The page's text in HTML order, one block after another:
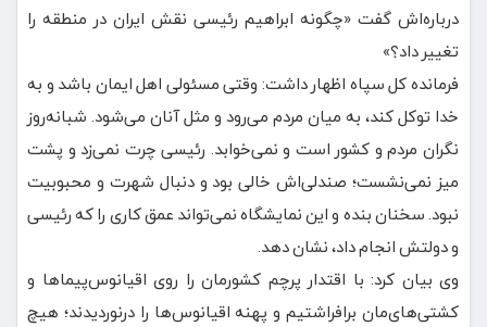
درباره‌اش گفت «چگونه ابراهیم رئیسی نقش ایران در منطقه را
تغییر داد؟»
فرمانده کل سپاه اظهار داشت: وقتی مسئولی اهل ایمان باشد و به
خدا توکل کند، به میان مردم می‌رود و مثل آنان می‌شود. شبانه‌روز
نگران مردم و کشور است و نمی‌خوابد. رئیسی چرت نمی‌زد و پشت
میز نمی‌نشست؛ صندلی‌اش خالی بود و دنبال شهرت و محبوبیت
نبود. سخنان بنده و این نمایشگاه نمی‌تواند عمق کاری را که رئیسی
و دولتش انجام داد، نشان دهد.
وی بیان کرد: با اقتدار پرچم کشورمان را روی اقیانوس‌پیماها و
کشتی‌های‌مان برافراشتیم و پهنه اقیانوس‌ها را درنوردیدند؛ هیچ